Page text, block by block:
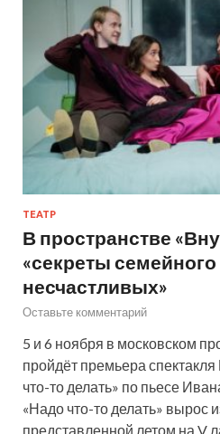
ТЕАТР
В пространстве
«секреты семейного
несчастливых»
Оставьте комментарий
5 и 6 ноября в московском
пройдёт премьера
что-то делать» по пьесе
«Надо что-то делать» вырос
представленной летом на V